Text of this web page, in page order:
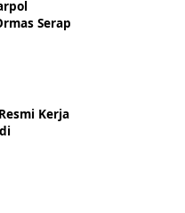
Serap
Kerja